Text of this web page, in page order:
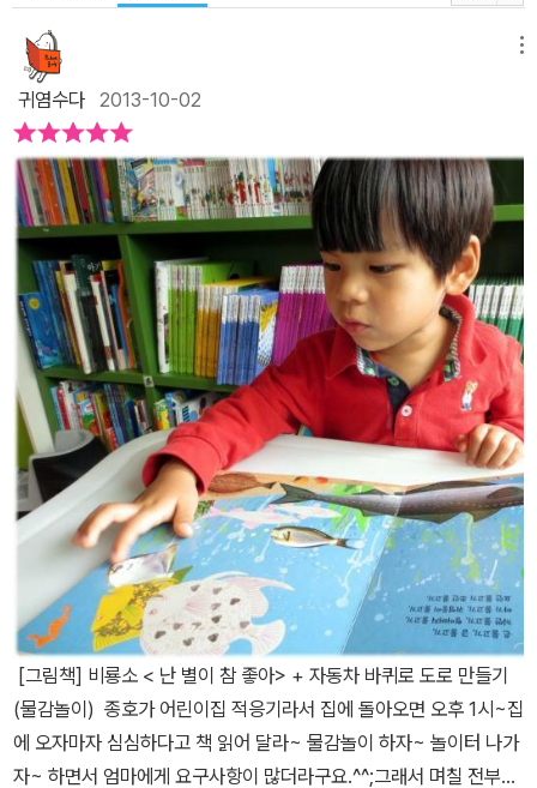
귀염수다 2013-10-02
[그림책] 비룡소 < 난 별이 참 좋아> + 자동차 바퀴로 도로 만들기
(물감놀이) 종호가 어린이집 적응기라서 집에 돌아오면 오후 1시~집
에 오자마자 심심하다고 책 읽어 달라~ 물감놀이 하자~ 놀이터 나가
자~ 하면서 엄마에게 요구사항이 많더라구요.^^;그래서 며칠 전부터